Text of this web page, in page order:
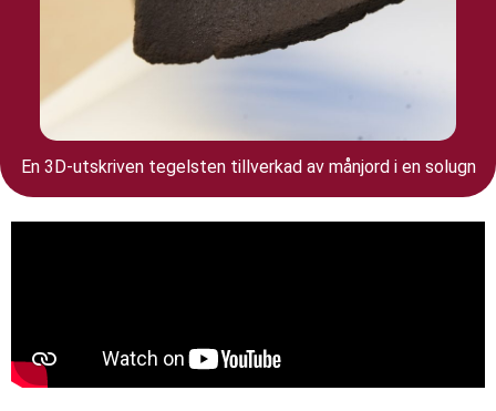
En 3D-utskriven tegelsten tillverkad av månjord i en solugn